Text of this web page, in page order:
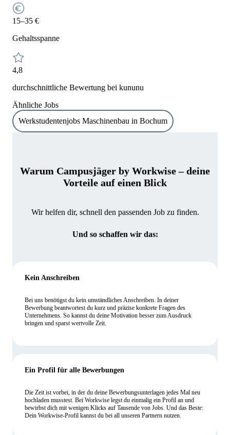
15–35 €
Gehaltsspanne
4,8
durchschnittliche Bewertung bei kununu
Ähnliche Jobs
Werkstudentenjobs Maschinenbau in Bochum
Warum Campusjäger by Workwise – deine
Vorteile auf einen Blick
Wir helfen dir, schnell den passenden Job zu finden.
Und so schaffen wir das:
Kein Anschreiben
Bei uns benötigst du kein umständliches Anschreiben. In deiner
Bewerbung beantwortest du kurz und präzise konkrete Fragen des
Unternehmens. So kannst du deine Motivation besser zum Ausdruck
bringen und sparst wertvolle Zeit.
Ein Profil für alle Bewerbungen
Die Zeit ist vorbei, in der du deine Bewerbungsunterlagen jedes Mal neu
hochladen musstest. Bei Workwise legst du einmalig ein Profil an und
bewirbst dich mit wenigen Klicks auf Tausende von Jobs. Und das Beste:
Dein Workwise-Profil kannst du bei all unseren Partnern nutzen.